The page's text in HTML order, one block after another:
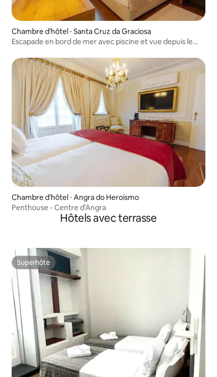
Chambre d'hôtel ⋅ Santa Cruz da Graciosa
Escapade en bord de mer avec piscine et vue depuis le
Chambre d'hôtel ⋅ Angra do Heroísmo
Penthouse - Centre d'Angra
Hôtels avec terrasse
Superhôte
Superhôte